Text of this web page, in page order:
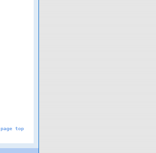
page top